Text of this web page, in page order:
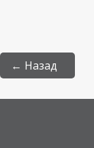
← Назад